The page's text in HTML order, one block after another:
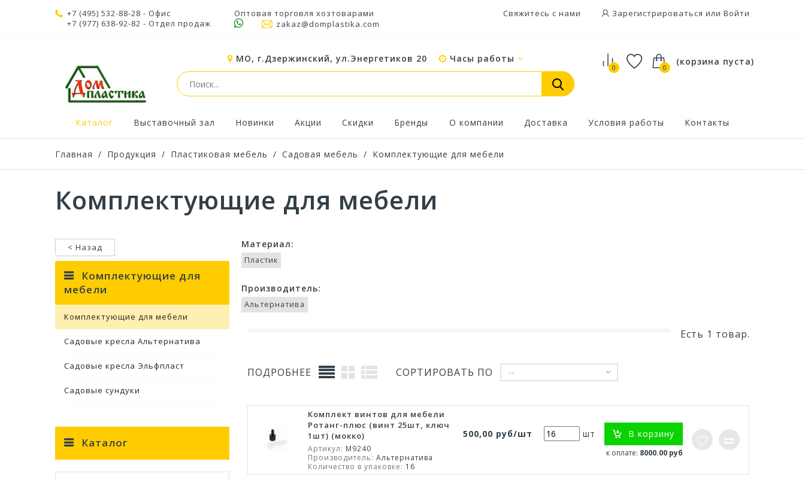
Свяжитесь с нами Зарегистрироваться или Войти
+7 (495) 532-88-28 - Офис
+7 (977) 638-92-82 - Отдел продаж
Оптовая торговля хозтоварами
zakaz@domplastika.com
0
(корзина пуста)
0
МО, г.Дзержинский, ул.Энергетиков 20 Часы работы
Каталог Выставочный зал Новинки Акции Скидки Бренды О компании Доставка Условия работы Контакты
Главная / Продукция / Пластиковая мебель / Садовая мебель / Комплектующие для мебели
Комплектующие для мебели
< Назад
Комплектующие для
мебели
Комплектующие для мебели
Садовые кресла Альтернатива
Садовые кресла Эльфпласт
Садовые сундуки
Каталог
Материал:
Пластик
Производитель:
Альтернатива
Есть 1 товар.
ПОДРОБНЕЕ СОРТИРОВАТЬ ПО --
Комплект винтов для мебели
Ротанг-плюс (винт 25шт, ключ
1шт) (мокко)
Артикул: М9240
Производитель: Альтернатива
Количество в упаковке: 16
500,00 руб/шт шт В корзину
к оплате: 8000.00 руб